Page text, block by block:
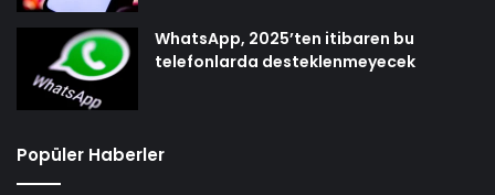
WhatsApp, 2025’ten itibaren bu
telefonlarda desteklenmeyecek
Popüler Haberler